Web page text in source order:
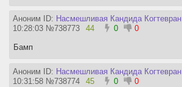
Аноним ID: Насмешливая Кандида Когтевран
10:28:03 №738773 44 0 0
Бамп
Аноним ID: Насмешливая Кандида Когтевран
10:31:58 №738774 45 0 0